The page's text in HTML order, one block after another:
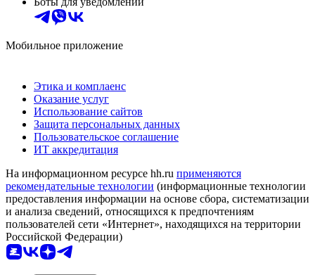
Мобильное приложение
Этика и комплаенс
Оказание услуг
Использование сайтов
Защита персональных данных
Пользовательское соглашение
ИТ аккредитация
На информационном ресурсе hh.ru применяются
рекомендательные технологии (информационные технологии
предоставления информации на основе сбора, систематизации
и анализа сведений, относящихся к предпочтениям
пользователей сети «Интернет», находящихся на территории
Российской Федерации)